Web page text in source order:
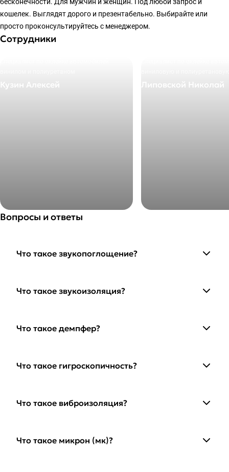
кошелек. Выглядят дорого и презентабельно. Выбирайте или
просто проконсультируйтесь с менеджером.
Сотрудники
Кузин Алексей Липовской Николай
Вопросы и ответы
Что такое звукопоглощение?
Что такое звукоизоляция?
Что такое демпфер?
Что такое гигроскопичность?
Что такое виброизоляция?
Что такое микрон (мк)?